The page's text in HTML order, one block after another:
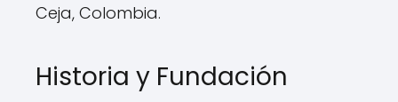
Ceja, Colombia.
Historia y Fundación